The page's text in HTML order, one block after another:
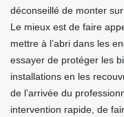
déconseillé de monter
Le mieux est de faire
mettre à l’abri dans les
essayer de protéger les
installations en les
de l’arrivée du
intervention rapide, de